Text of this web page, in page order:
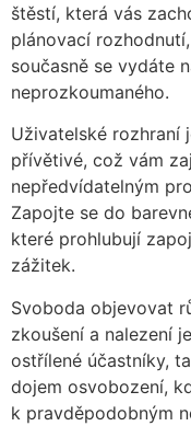
štěstí, která vás
plánovací
současně se vydáte
neprozkoumaného.
Uživatelské rozhraní
přívětivé, což vám
nepředvídatelným
Zapojte se do
které prohlubují
zážitek.
Svoboda objevovat
zkoušení a nalezení
ostřílené účastníky,
dojem osvobození,
k pravděpodobným